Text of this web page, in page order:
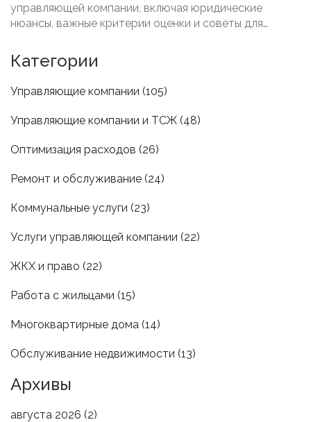
управляющей компании, включая юридические
нюансы, важные критерии оценки и советы для
что обратить внимание, чтобы обеспечить высокое
качество обслуживания и минимальные затраты.
Категории
Управляющие компании (105)
Управляющие компании и ТСЖ (48)
Оптимизация расходов (26)
Ремонт и обслуживание (24)
Коммунальные услуги (23)
Услуги управляющей компании (22)
ЖКХ и право (22)
Работа с жильцами (15)
Многоквартирные дома (14)
Обслуживание недвижимости (13)
Архивы
августа 2026 (2)